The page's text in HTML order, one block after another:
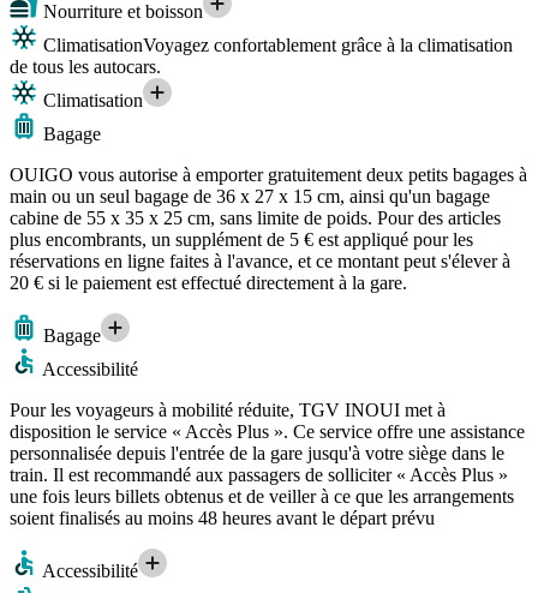
Nourriture et boisson
ClimatisationVoyagez confortablement grâce à la climatisation
de tous les autocars.
Climatisation
Bagage
OUIGO vous autorise à emporter gratuitement deux petits bagages à
main ou un seul bagage de 36 x 27 x 15 cm, ainsi qu'un bagage
cabine de 55 x 35 x 25 cm, sans limite de poids. Pour des articles
plus encombrants, un supplément de 5 € est appliqué pour les
réservations en ligne faites à l'avance, et ce montant peut s'élever à
20 € si le paiement est effectué directement à la gare.
Bagage
Accessibilité
Pour les voyageurs à mobilité réduite, TGV INOUI met à
disposition le service « Accès Plus ». Ce service offre une assistance
personnalisée depuis l'entrée de la gare jusqu'à votre siège dans le
train. Il est recommandé aux passagers de solliciter « Accès Plus »
une fois leurs billets obtenus et de veiller à ce que les arrangements
soient finalisés au moins 48 heures avant le départ prévu
Accessibilité